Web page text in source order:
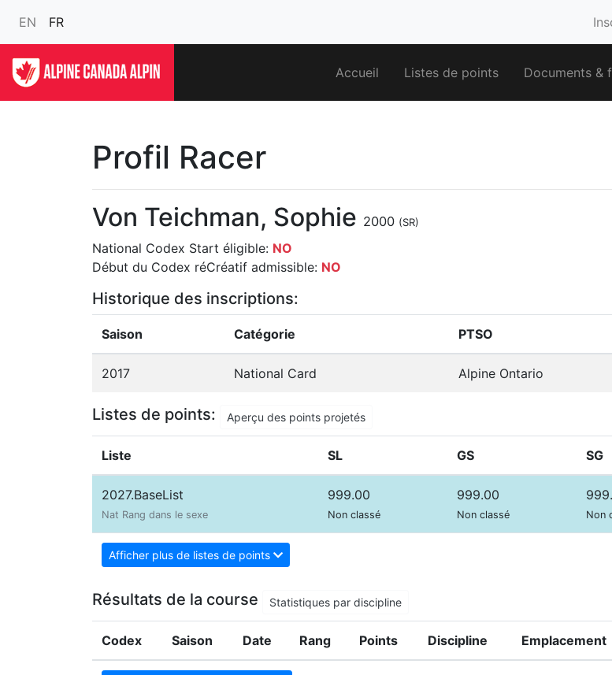
EN FR
Accueil Listes de points Documents &
Profil Racer
Von Teichman, Sophie 2000 (SR)
National Codex Start éligible: NO
Début du Codex réCréatif admissible: NO
Historique des inscriptions:
Saison Catégorie PTSO
2017 National Card Alpine Ontario
Listes de points: Aperçu des points projetés
Liste SL GS SG
2027.BaseList
Nat Rang dans le sexe
999.00
Non classé
999.00
Non classé Non
Afficher plus de listes de points
Résultats de la course Statistiques par discipline
Codex Saison Date Rang Points Discipline Emplacement